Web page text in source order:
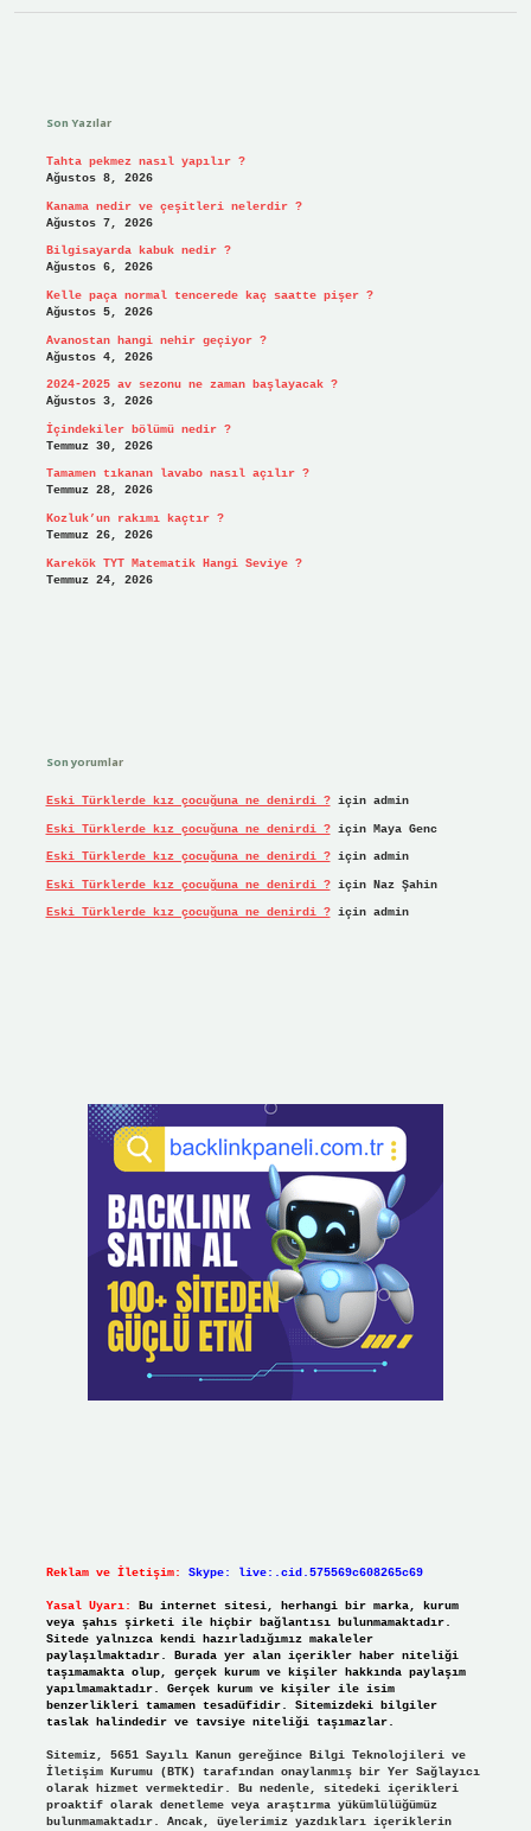
Son Yazılar
Tahta pekmez nasıl yapılır ?
Ağustos 8, 2026
Kanama nedir ve çeşitleri nelerdir ?
Ağustos 7, 2026
Bilgisayarda kabuk nedir ?
Ağustos 6, 2026
Kelle paça normal tencerede kaç saatte pişer ?
Ağustos 5, 2026
Avanostan hangi nehir geçiyor ?
Ağustos 4, 2026
2024-2025 av sezonu ne zaman başlayacak ?
Ağustos 3, 2026
İçindekiler bölümü nedir ?
Temmuz 30, 2026
Tamamen tıkanan lavabo nasıl açılır ?
Temmuz 28, 2026
Kozluk’un rakımı kaçtır ?
Temmuz 26, 2026
Karekök TYT Matematik Hangi Seviye ?
Temmuz 24, 2026
Son yorumlar
Eski Türklerde kız çocuğuna ne denirdi ?için admin
Eski Türklerde kız çocuğuna ne denirdi ?için Maya Genc
Eski Türklerde kız çocuğuna ne denirdi ?için admin
Eski Türklerde kız çocuğuna ne denirdi ?için Naz Şahin
Eski Türklerde kız çocuğuna ne denirdi ?için admin
Reklam ve İletişim: Skype: live:.cid.575569c608265c69
Yasal Uyarı:
Bu internet sitesi, herhangi bir marka, kurum
veya şahıs şirketi ile hiçbir bağlantısı bulunmamaktadır.
Sitede yalnızca kendi hazırladığımız makaleler
paylaşılmaktadır. Burada yer alan içerikler haber niteliği
taşımamakta olup, gerçek kurum ve kişiler hakkında paylaşım
yapılmamaktadır. Gerçek kurum ve kişiler ile isim
benzerlikleri tamamen tesadüfidir. Sitemizdeki bilgiler
taslak halindedir ve tavsiye niteliği taşımazlar.
Sitemiz, 5651 Sayılı Kanun gereğince Bilgi Teknolojileri ve
İletişim Kurumu (BTK) tarafından onaylanmış bir Yer Sağlayıcı
olarak hizmet vermektedir. Bu nedenle, sitedeki içerikleri
proaktif olarak denetleme veya araştırma yükümlülüğümüz
bulunmamaktadır. Ancak, üyelerimiz yazdıkları içeriklerin